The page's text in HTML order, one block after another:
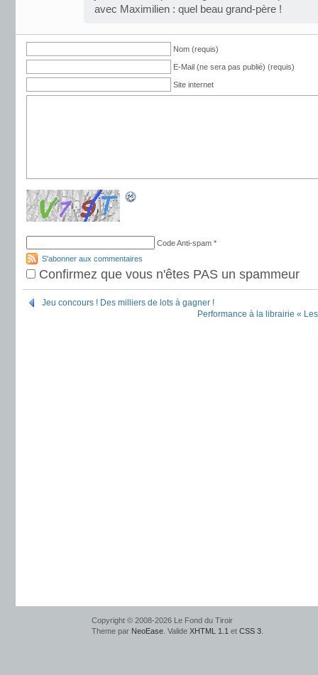
avec Maximilien : quel beau grand-père !
Nom (requis)
E-Mail (ne sera pas publié) (requis)
Site internet
Code Anti-spam *
S'abonner aux commentaires
Confirmez que vous n'êtes PAS un spammeur
Jeu concours ! Des milliers de lots à gagner !
Performance à la librairie «
Copyright © 2008-2026 Le Fond du Tiroir
Theme par NeoEase . Valide XHTML 1.1 et CSS 3